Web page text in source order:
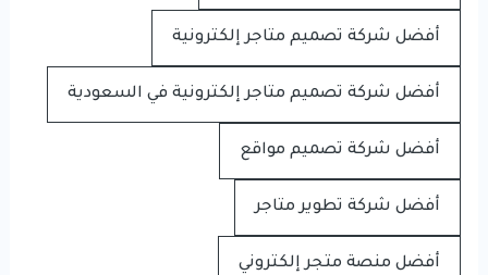
أفضل شركة تصميم متاجر إلكترونية
أفضل شركة تصميم متاجر إلكترونية في السعودية
أفضل شركة تصميم مواقع
أفضل شركة تطوير متاجر
أفضل منصة متجر إلكتروني